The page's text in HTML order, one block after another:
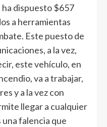
ha dispuesto $657
a herramientas
Este puesto de
a la vez,
este vehículo, en
va a trabajar,
y a la vez con
llegar a cualquier
una falencia que